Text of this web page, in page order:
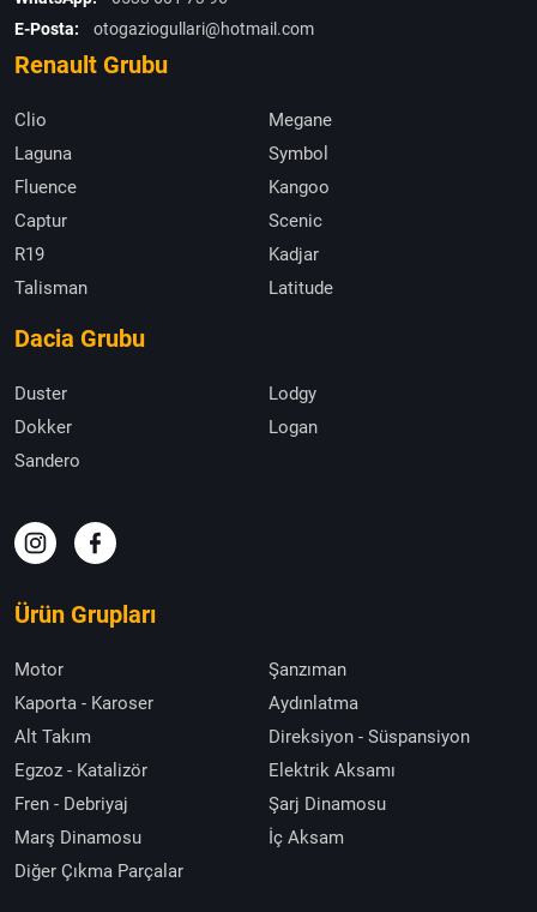
E-Posta:
otogaziogullari@hotmail.com
Renault Grubu
Clio
Megane
Laguna
Symbol
Fluence
Kangoo
Captur
Scenic
R19
Kadjar
Talisman
Latitude
Dacia Grubu
Duster
Lodgy
Dokker
Logan
Sandero
Ürün Grupları
Motor
Şanzıman
Kaporta - Karoser
Aydınlatma
Alt Takım
Direksiyon - Süspansiyon
Egzoz - Katalizör
Elektrik Aksamı
Fren - Debriyaj
Şarj Dinamosu
Marş Dinamosu
İç Aksam
Diğer Çıkma Parçalar